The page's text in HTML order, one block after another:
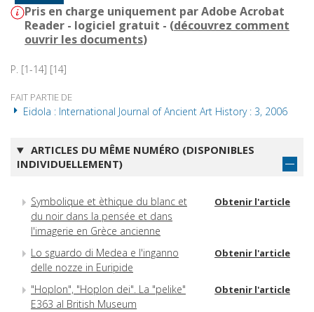
Pris en charge uniquement par Adobe Acrobat
Reader - logiciel gratuit - (découvrez comment
ouvrir les documents)
P. [1-14] [14]
FAIT PARTIE DE
Eidola : International Journal of Ancient Art History : 3, 2006
ARTICLES DU MÊME NUMÉRO (DISPONIBLES
INDIVIDUELLEMENT)
Symbolique et èthique du blanc et
du noir dans la pensée et dans
l'imagerie en Grèce ancienne
Obtenir l'article
Lo sguardo di Medea e l'inganno
delle nozze in Euripide
Obtenir l'article
"Hoplon", "Hoplon dei". La "pelike"
E363 al British Museum
Obtenir l'article